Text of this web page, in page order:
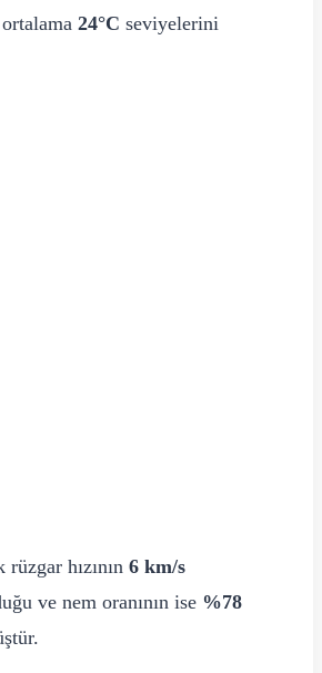
24°C seviyelerini
hızının 6 km/s
ve nem oranının ise %78